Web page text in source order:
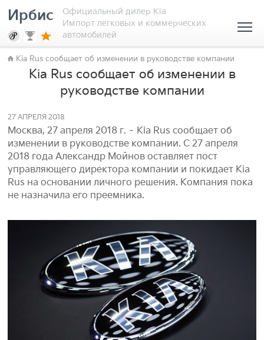
Ирбис
Официальный дилер Kia
Импорт легковых и коммерческих
автомобилей
Kia Rus сообщает об изменении в руководстве компании
Kia Rus сообщает об изменении в
руководстве компании
27 АПРЕЛЯ 2018
Москва, 27 апреля 2018 г. – Kia Rus сообщает об
изменении в руководстве компании. С 27 апреля
2018 года Александр Мойнов оставляет пост
управляющего директора компании и покидает Kia
Rus на основании личного решения. Компания пока
не назначила его преемника.